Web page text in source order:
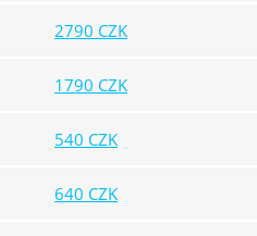
2790 CZK
1790 CZK
540 CZK
640 CZK